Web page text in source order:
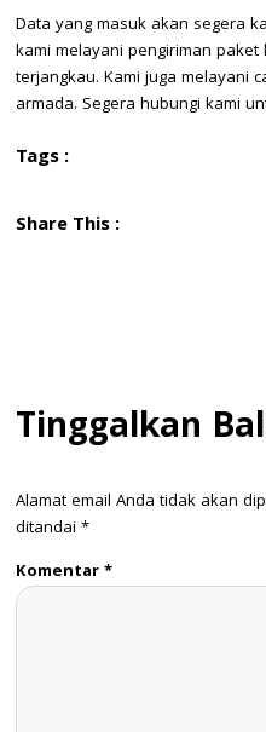
Data yang masuk akan segera
kami melayani pengiriman
terjangkau. Kami juga melayani
armada. Segera hubungi kami
Tags :
Share This :
Tinggalkan
Alamat email Anda tidak akan
ditandai *
Komentar*